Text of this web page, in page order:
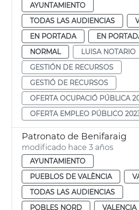
AYUNTAMIENTO
TODAS LAS AUDIENCIAS
EN PORTADA
EN
NORMAL
LUISA NOTARIO
GESTIÓN DE RECURSOS
GESTIÓ DE RECURSOS
OFERTA OCUPACIÓ PÚBLICA
OFERTA EMPLEO PÚBLICO
Patronato de Benifaraig
modificado hace 3 años
AYUNTAMIENTO
PUEBLOS DE VALÈNCIA
TODAS LAS AUDIENCIAS
POBLES NORD
VALENCIA